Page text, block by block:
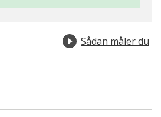
Sådan måler du